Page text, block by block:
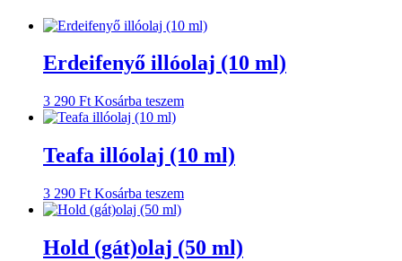
Erdeifenyő illóolaj (10 ml)
3 290 Ft Kosárba teszem
Teafa illóolaj (10 ml)
3 290 Ft Kosárba teszem
Hold (gát)olaj (50 ml)